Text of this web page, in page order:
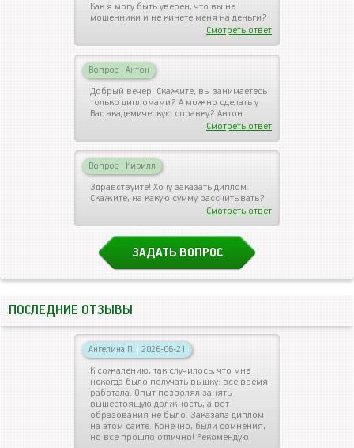
Как я могу быть уверен, что вы не
мошенники и не кинете меня на деньги?
Смотреть ответ
Вопрос | Антон
Добрый вечер! Скажите, вы занимаетесь
только дипломами? А можно сделать у
Вас академическую справку? Антон
Смотреть ответ
Вопрос | Кирилл
Здравствуйте! Хочу заказать диплом.
Скажите, на какую сумму рассчитывать?
Смотреть ответ
ЗАДАТЬ ВОПРОС
ПОСЛЕДНИЕ ОТЗЫВЫ
Ангелина П. | 2026-06-21
К сожалению, так случилось, что мне
некогда было получать вышку: все время
работала. Опыт позволял занять
вышестоящую должность, а вот
образования не было. Заказала диплом
на этом сайте. Конечно, были сомнения,
но все прошло отлично! Рекомендую.